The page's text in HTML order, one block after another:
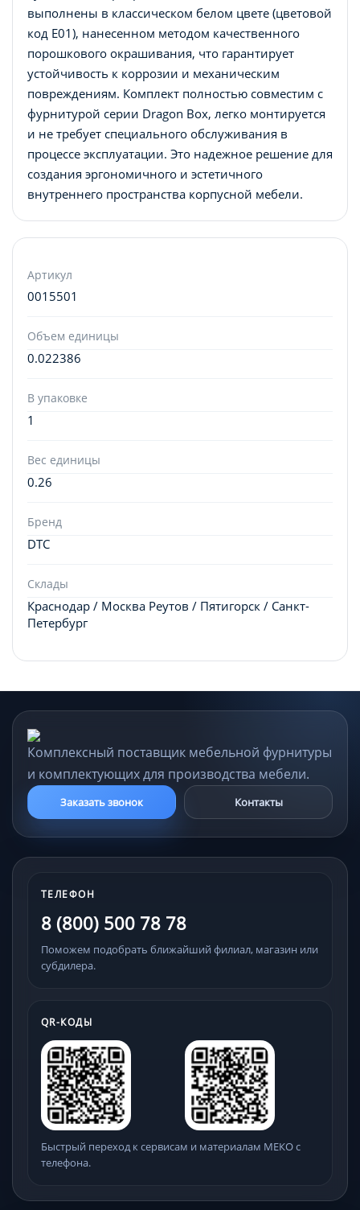
выполнены в классическом белом цвете (цветовой
код E01), нанесенном методом качественного
порошкового окрашивания, что гарантирует
устойчивость к коррозии и механическим
повреждениям. Комплект полностью совместим с
фурнитурой серии Dragon Box, легко монтируется
и не требует специального обслуживания в
процессе эксплуатации. Это надежное решение для
создания эргономичного и эстетичного
внутреннего пространства корпусной мебели.
Артикул
0015501
Объем единицы
0.022386
В упаковке
1
Вес единицы
0.26
Бренд
DTC
Склады
Краснодар / Москва Реутов / Пятигорск / Санкт-
Петербург
Комплексный поставщик мебельной фурнитуры
и комплектующих для производства мебели.
Заказать звонок Контакты
ТЕЛЕФОН
8 (800) 500 78 78
Поможем подобрать ближайший филиал, магазин или
субдилера.
QR-КОДЫ
Быстрый переход к сервисам и материалам МЕКО с
телефона.